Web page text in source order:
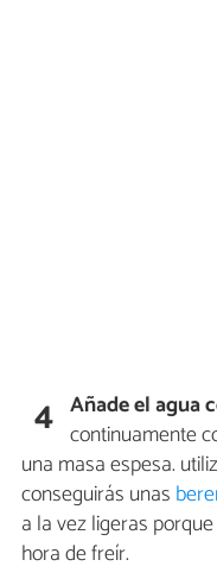
4 Añade el agua
continuamente
una masa espesa.
conseguirás unas
a la vez ligeras
hora de freír.